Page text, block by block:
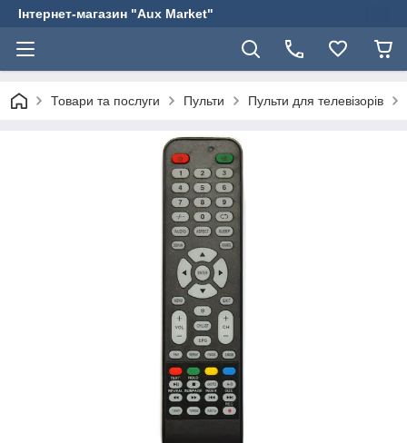
Інтернет-магазин "Aux Market"
Товари та послуги Пульти Пульти для телевізорів